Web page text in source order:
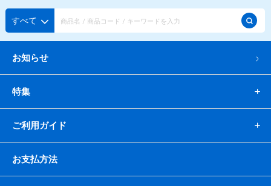
すべて
お知らせ
特集
ご利用ガイド
お支払方法